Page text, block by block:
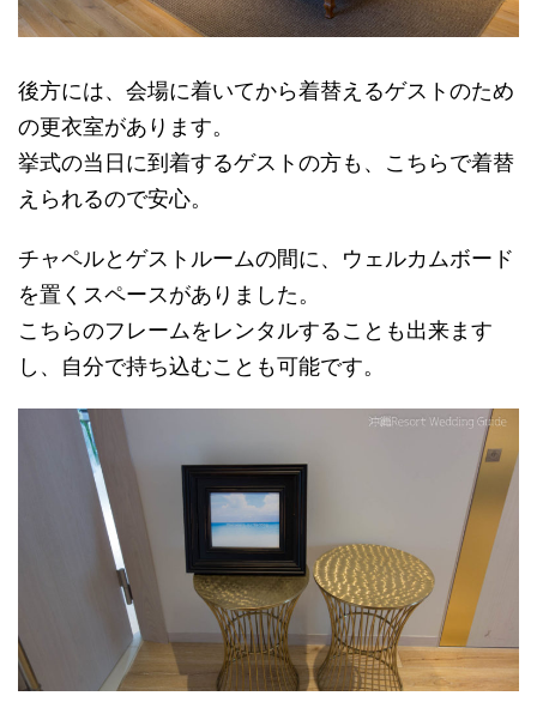
後方には、会場に着いてから着替えるゲストのため
の更衣室があります。
挙式の当日に到着するゲストの方も、こちらで着替
えられるので安心。
チャペルとゲストルームの間に、ウェルカムボード
を置くスペースがありました。
こちらのフレームをレンタルすることも出来ます
し、自分で持ち込むことも可能です。